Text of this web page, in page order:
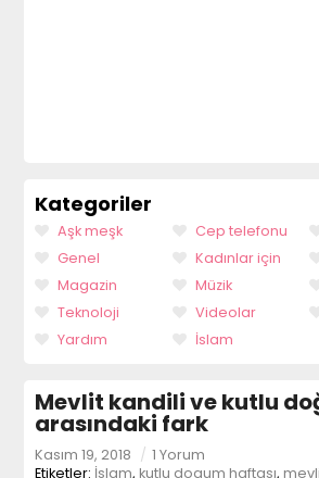
Kategoriler
Aşk meşk Cep telefonu
Genel
Kadınlar için
Magazin
Müzik
Teknoloji
Videolar
Yardım
İslam
Mevlit kandili ve kutlu
arasındaki fark
Kasım 19, 2018 / 1 Yorum
Etiketler: İslam,kutlu dogum haftası,